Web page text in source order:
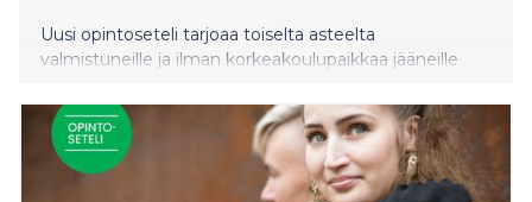
Uusi opintoseteli tarjoaa toiselta asteelta
valmistuneille ja ilman korkeakoulupaikkaa jääneille
avoimia korkeakouluopintoja täysin maksutta.
Opintoseteli otetaan valtakunnallisesti käyttöön
huomenna 5.8.2026.